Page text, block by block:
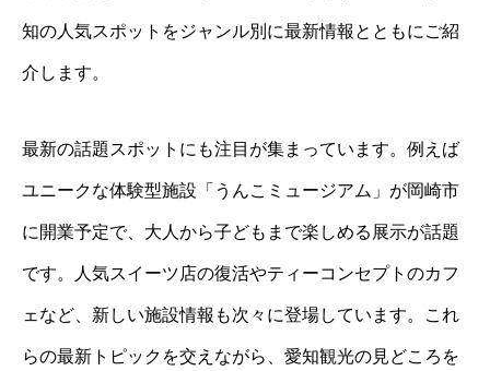
知の人気スポットをジャンル別に最新情報とともにご紹
介します。
最新の話題スポットにも注目が集まっています。例えば
ユニークな体験型施設「うんこミュージアム」が岡崎市
に開業予定で、大人から子どもまで楽しめる展示が話題
です。人気スイーツ店の復活やティーコンセプトのカフ
ェなど、新しい施設情報も次々に登場しています。これ
らの最新トピックを交えながら、愛知観光の見どころを